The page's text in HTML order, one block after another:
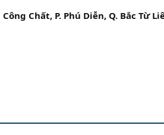
Chất, P. Phú Diễn, Q. Bắc Từ